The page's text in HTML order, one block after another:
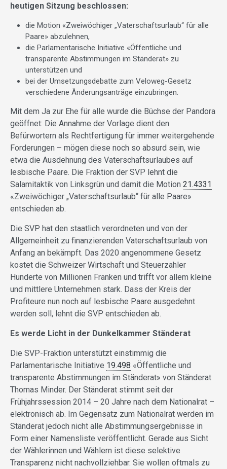
heutigen Sitzung beschlossen:
die Motion «Zweiwöchiger „Vaterschaftsurlaub“ für alle
Paare» abzulehnen,
die Parlamentarische Initiative «Öffentliche und
transparente Abstimmungen im Ständerat» zu
unterstützen und
bei der Umsetzungsdebatte zum Veloweg-Gesetz
verschiedene Änderungsanträge einzubringen.
Mit dem Ja zur Ehe für alle wurde die Büchse der Pandora
geöffnet: Die Annahme der Vorlage dient den
Befürwortern als Rechtfertigung für immer weitergehende
Forderungen – mögen diese noch so absurd sein, wie
etwa die Ausdehnung des Vaterschaftsurlaubes auf
lesbische Paare. Die Fraktion der SVP lehnt die
Salamitaktik von Linksgrün und damit die Motion 21.4331
«Zweiwöchiger „Vaterschaftsurlaub“ für alle Paare»
entschieden ab.
Die SVP hat den staatlich verordneten und von der
Allgemeinheit zu finanzierenden Vaterschaftsurlaub von
Anfang an bekämpft. Das 2020 angenommene Gesetz
kostet die Schweizer Wirtschaft und Steuerzahler
Hunderte von Millionen Franken und trifft vor allem kleine
und mittlere Unternehmen stark. Dass der Kreis der
Profiteure nun noch auf lesbische Paare ausgedehnt
werden soll, lehnt die SVP entschieden ab.
Es werde Licht in der Dunkelkammer Ständerat
Die SVP-Fraktion unterstützt einstimmig die
Parlamentarische Initiative 19.498 «Öffentliche und
transparente Abstimmungen im Ständerat» von Ständerat
Thomas Minder. Der Ständerat stimmt seit der
Frühjahrssession 2014 – 20 Jahre nach dem Nationalrat –
elektronisch ab. Im Gegensatz zum Nationalrat werden im
Ständerat jedoch nicht alle Abstimmungsergebnisse in
Form einer Namensliste veröffentlicht. Gerade aus Sicht
der Wählerinnen und Wählern ist diese selektive
Transparenz nicht nachvollziehbar. Sie wollen oftmals zu